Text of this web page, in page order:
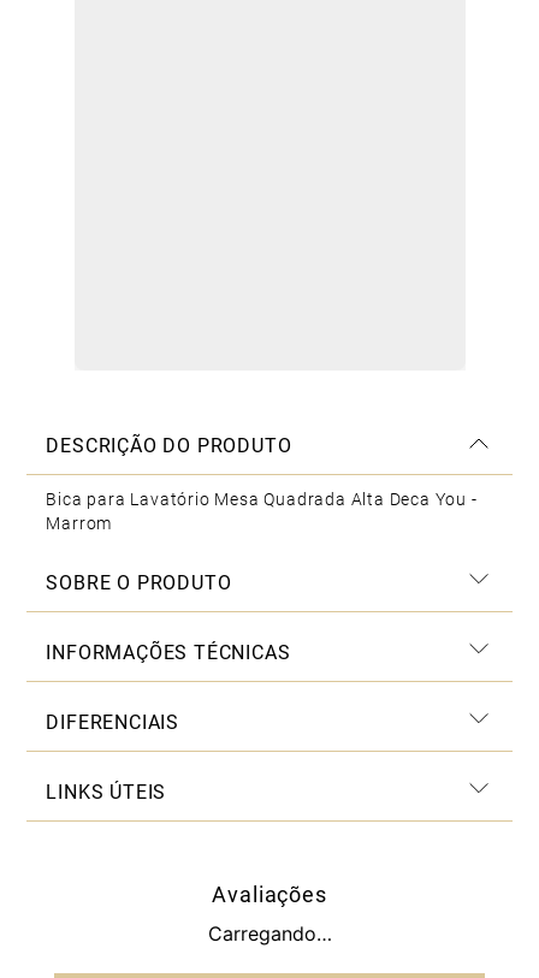
DESCRIÇÃO DO PRODUTO
Bica para Lavatório Mesa Quadrada Alta Deca You -
Marrom
SOBRE O PRODUTO
INFORMAÇÕES TÉCNICAS
DIFERENCIAIS
LINKS ÚTEIS
Avaliações
Carregando…